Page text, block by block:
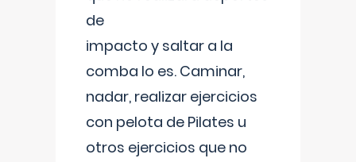
de
impacto y saltar a la
comba lo es. Caminar,
nadar, realizar ejercicios
con pelota de Pilates u
otros ejercicios que no